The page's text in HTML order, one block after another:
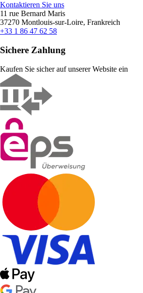
Kontaktieren Sie uns
11 rue Bernard Maris
37270 Montlouis-sur-Loire, Frankreich
+33 1 86 47 62 58
Sichere Zahlung
Kaufen Sie sicher auf unserer Website ein